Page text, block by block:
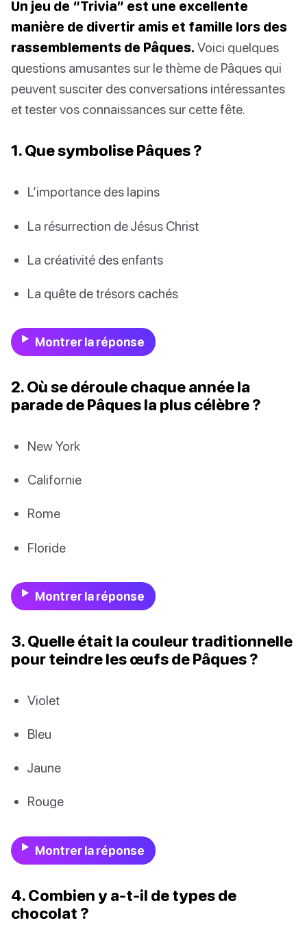
Un jeu de “Trivia” est une excellente
manière de divertir amis et famille lors des
rassemblements de Pâques. Voici quelques
questions amusantes sur le thème de Pâques qui
peuvent susciter des conversations intéressantes
et tester vos connaissances sur cette fête.
1. Que symbolise Pâques ?
L’importance des lapins
La résurrection de Jésus Christ
La créativité des enfants
La quête de trésors cachés
Montrer la réponse
2. Où se déroule chaque année la
parade de Pâques la plus célèbre ?
New York
Californie
Rome
Floride
Montrer la réponse
3. Quelle était la couleur traditionnelle
pour teindre les œufs de Pâques ?
Violet
Bleu
Jaune
Rouge
Montrer la réponse
4. Combien y a-t-il de types de
chocolat ?